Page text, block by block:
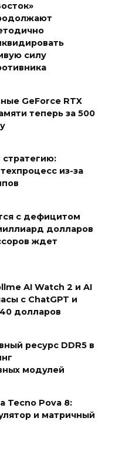
силу
GeForce RTX
теперь за 500
из-за
с дефицитом
долларов
ждет
AI Watch 2 и AI
с ChatGPT и
долларов
ресурс DDR5 в
модулей
Tecno Pova 8:
и матричный